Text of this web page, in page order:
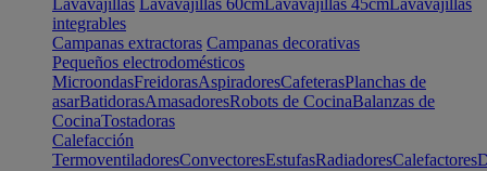
Lavavajillas Lavavajillas 60cmLavavajillas 45cmLavavajillas
integrables
Campanas extractoras Campanas decorativas
Pequeños electrodomésticos
MicroondasFreidorasAspiradoresCafeterasPlanchas de
asarBatidorasAmasadoresRobots de CocinaBalanzas de
CocinaTostadoras
Calefacción
TermoventiladoresConvectoresEstufasRadiadoresCalefactores